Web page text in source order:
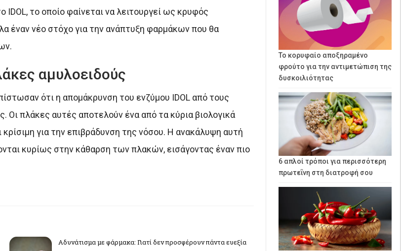
το οποίο φαίνεται να λειτουργεί ως κρυφός
έναν νέο στόχο για την ανάπτυξη φαρμάκων που θα
αμυλοειδούς
ότι η απομάκρυνση του ενζύμου IDOL από τους
Οι πλάκες αυτές αποτελούν ένα από τα κύρια βιολογικά
για την επιβράδυνση της νόσου. Η ανακάλυψη αυτή
κυρίως στην κάθαρση των πλακών, εισάγοντας έναν πιο
Αδυνάτισμα με φάρμακα: Γιατί δεν προσφέρουν πάντα ευεξία
Το κορυφαίο αποξηραμένο
φρούτο για την αντιμετώπιση της
δυσκοιλιότητας
6 απλοί τρόποι για περισσότερη
πρωτεΐνη στη διατροφή σου